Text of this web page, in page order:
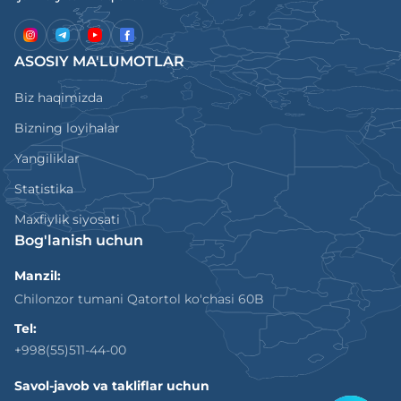
ASOSIY MA'LUMOTLAR
Biz haqimizda
Bizning loyihalar
Yangiliklar
Statistika
Maxfiylik siyosati
Bog'lanish uchun
Manzil:
Chilonzor tumani Qatortol ko'chasi 60B
Tel:
+998(55)511-44-00
Savol-javob va takliflar uchun